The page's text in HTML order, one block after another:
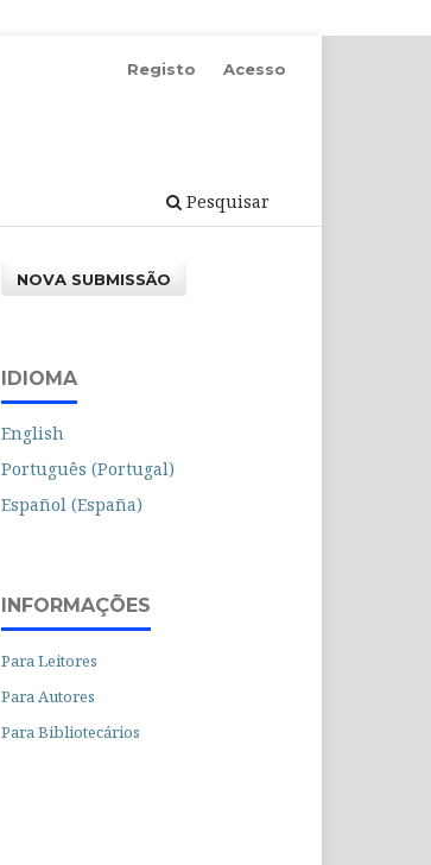
Pesquisar
Registo Acesso
NOVA SUBMISSÃO
IDIOMA
English
Português (Portugal)
Español (España)
INFORMAÇÕES
Para Leitores
Para Autores
Para Bibliotecários